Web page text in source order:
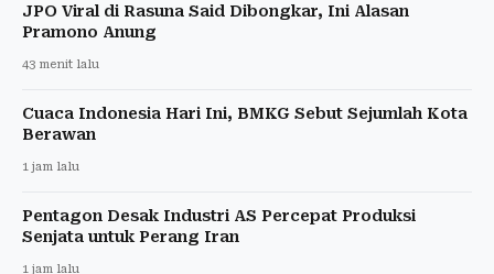
JPO Viral di Rasuna Said Dibongkar, Ini Alasan
Pramono Anung
43 menit lalu
Cuaca Indonesia Hari Ini, BMKG Sebut Sejumlah Kota
Berawan
1 jam lalu
Pentagon Desak Industri AS Percepat Produksi
Senjata untuk Perang Iran
1 jam lalu